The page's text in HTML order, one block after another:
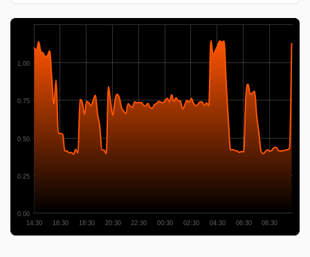
14:30 16:30 18:30 20:30 22:30 00:30 02:30 04:30 06:30 08:30
0.00
0.25
0.50
0.75
1.00